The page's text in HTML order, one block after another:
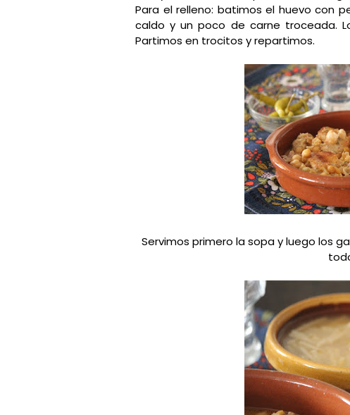
Para el relleno: batimos el huevo con
caldo y un poco de carne troceada.
Partimos en trocitos y repartimos.
Servimos primero la sopa y luego los